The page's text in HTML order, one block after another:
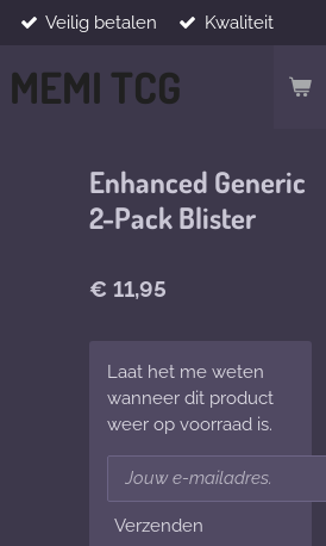
MEMI TCG
Veilig betalen Kwaliteit
Enhanced Generic
2-Pack Blister
€ 11,95
Laat het me weten
wanneer dit product
weer op voorraad is.
Verzenden